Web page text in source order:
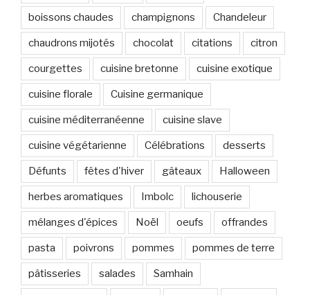
boissons chaudes champignons Chandeleur
chaudrons mijotés chocolat citations citron
courgettes cuisine bretonne cuisine exotique
cuisine florale Cuisine germanique
cuisine méditerranéenne cuisine slave
cuisine végétarienne Célébrations desserts
Défunts fêtes d'hiver gâteaux Halloween
herbes aromatiques Imbolc lichouserie
mélanges d'épices Noël oeufs offrandes
pasta poivrons pommes pommes de terre
pâtisseries salades Samhain